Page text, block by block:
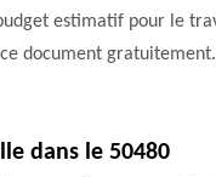
estimatif pour le
document gratuitement.
dans le 50480